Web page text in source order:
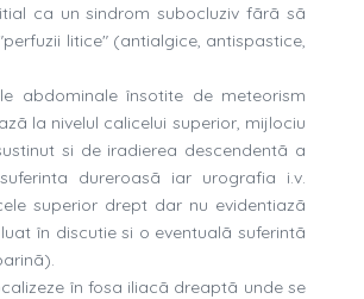
ca un sindrom subocluziv fãrã sã
litice" (antialgice, antispastice,
abdominale însotite de meteorism
la nivelul calicelui superior, mijlociu
si de iradierea descendentã a
dureroasã iar urografia i.v.
superior drept dar nu evidentiazã
în discutie si o eventualã suferintã
în fosa iliacã dreaptã unde se